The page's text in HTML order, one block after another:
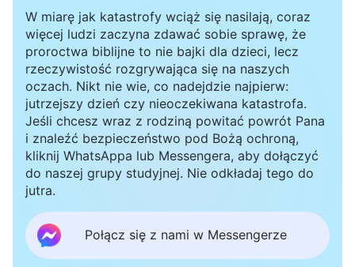
niezbędne, aby powitać Pana; jest to jedyny
sposób, aby Go powitać. Czy wiecie, jaki jest
klucz do powitania Pana? Aby powitać Pana,
bezwzględnie musimy starać się usłyszeć głos
Boga, a ten „głos” odnosi się do wielu prawd
wyrażonych przez Pana, który powrócił –
wszystkich prawd, których ludzie nigdy
wcześniej nie słyszeli, i rzeczy, które nigdy nie
zostały odnotowane w Biblii. Panny mądre
słyszą, że wszystkie słowa Syna Człowieczego
W miarę jak katastrofy wciąż się nasilają, coraz
więcej ludzi zaczyna zdawać sobie sprawę, że
proroctwa biblijne to nie bajki dla dzieci, lecz
rzeczywistość rozgrywająca się na naszych
oczach. Nikt nie wie, co nadejdzie najpierw:
jutrzejszy dzień czy nieoczekiwana katastrofa.
Jeśli chcesz wraz z rodziną powitać powrót Pana
i znaleźć bezpieczeństwo pod Bożą ochroną,
kliknij WhatsAppa lub Messengera, aby dołączyć
do naszej grupy studyjnej. Nie odkładaj tego do
jutra.
Połącz się z nami w Messengerze